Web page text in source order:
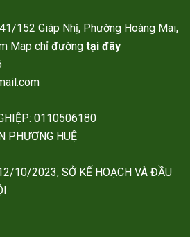
152 Giáp Nhị, Phường Hoàng Mai,
Map chỉ đường tại đây
0110506180
PHƯƠNG HUỆ
10/2023, SỞ KẾ HOẠCH VÀ ĐẦU